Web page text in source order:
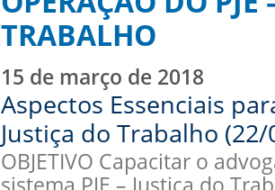
TRABALHO
15 de março de 2018
Aspectos Essenciais
Justiça do Trabalho (22/
OBJETIVO Capacitar o